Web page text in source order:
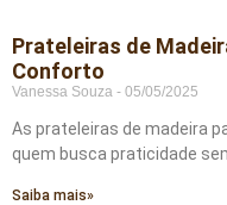
Prateleiras de
Conforto
Vanessa Souza 05/05/2025
As prateleiras de madeira
quem busca praticidade
Saiba mais»